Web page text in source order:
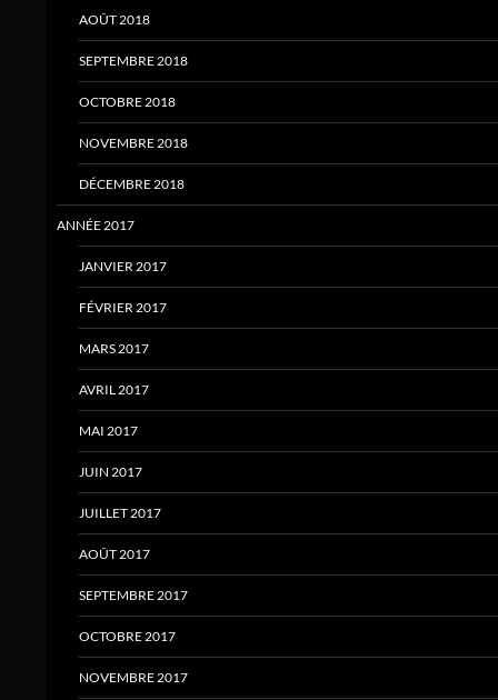
AOÛT 2018
SEPTEMBRE 2018
OCTOBRE 2018
NOVEMBRE 2018
DÉCEMBRE 2018
ANNÉE 2017
JANVIER 2017
FÉVRIER 2017
MARS 2017
AVRIL 2017
MAI 2017
JUIN 2017
JUILLET 2017
AOÛT 2017
SEPTEMBRE 2017
OCTOBRE 2017
NOVEMBRE 2017